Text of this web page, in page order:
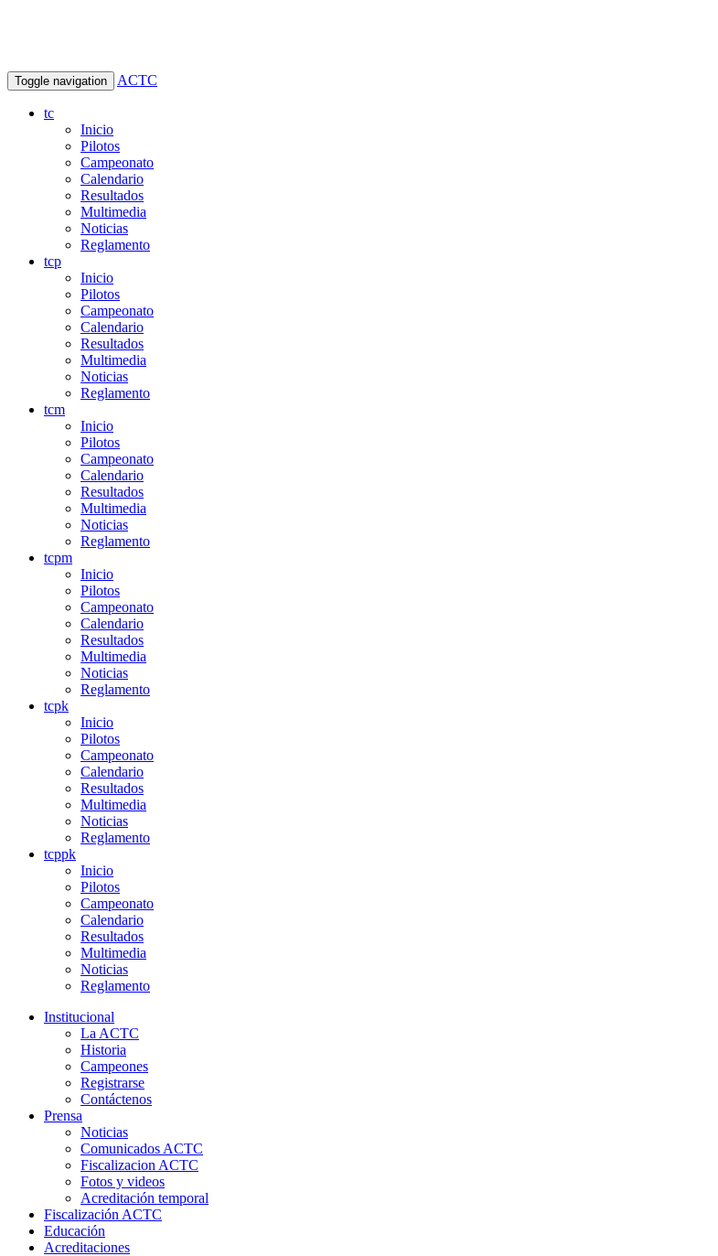
Toggle navigation ACTC
tc
Inicio
Pilotos
Campeonato
Calendario
Resultados
Multimedia
Noticias
Reglamento
tcp
Inicio
Pilotos
Campeonato
Calendario
Resultados
Multimedia
Noticias
Reglamento
tcm
Inicio
Pilotos
Campeonato
Calendario
Resultados
Multimedia
Noticias
Reglamento
tcpm
Inicio
Pilotos
Campeonato
Calendario
Resultados
Multimedia
Noticias
Reglamento
tcpk
Inicio
Pilotos
Campeonato
Calendario
Resultados
Multimedia
Noticias
Reglamento
tcppk
Inicio
Pilotos
Campeonato
Calendario
Resultados
Multimedia
Noticias
Reglamento
Institucional
La ACTC
Historia
Campeones
Registrarse
Contáctenos
Prensa
Noticias
Comunicados ACTC
Fiscalizacion ACTC
Fotos y videos
Acreditación temporal
Fiscalización ACTC
Educación
Acreditaciones